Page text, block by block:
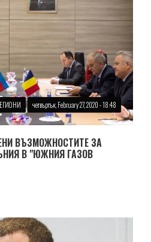
четвъртък, February 27, 2020 - 18:48
ВЪЗМОЖНОСТИТЕ ЗА
В "ЮЖНИЯ ГАЗОВ